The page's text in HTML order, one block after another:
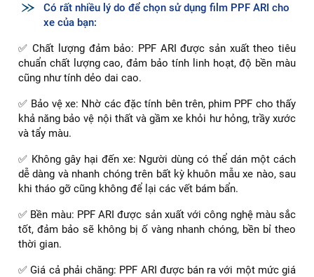
Có rất nhiều lý do để chọn sử dụng film PPF ARI cho
xe của bạn:
✅ Chất lượng đảm bảo: PPF ARI được sản xuất theo tiêu
chuẩn chất lượng cao, đảm bảo tính linh hoạt, độ bền màu
cũng như tính dẻo dai cao.
✅ Bảo vệ xe: Nhờ các đặc tính bên trên, phim PPF cho thấy
khả năng bảo vệ nội thất và gầm xe khỏi hư hỏng, trầy xước
và tẩy màu.
✅ Không gây hại đến xe: Người dùng có thể dán một cách
dễ dàng và nhanh chóng trên bất kỳ khuôn mẫu xe nào, sau
khi tháo gỡ cũng không để lại các vết bám bẩn.
✅ Bền màu: PPF ARI được sản xuất với công nghệ màu sắc
tốt, đảm bảo sẽ không bị ố vàng nhanh chóng, bền bỉ theo
thời gian.
✅ Giá cả phải chăng: PPF ARI được bán ra với một mức giá